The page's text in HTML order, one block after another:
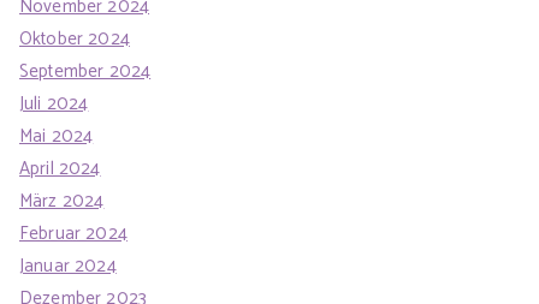
November 2024
Oktober 2024
September 2024
Juli 2024
Mai 2024
April 2024
März 2024
Februar 2024
Januar 2024